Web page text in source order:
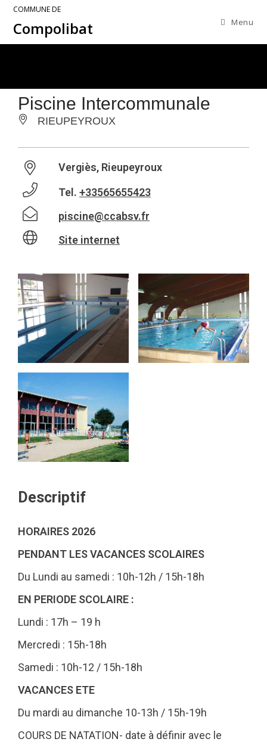
COMMUNE DE
Compolibat Menu
Piscine Intercommunale
RIEUPEYROUX
Vergiès, Rieupeyroux
Tel. +33565655423
piscine@ccabsv.fr
Site internet
Descriptif
HORAIRES 2026
PENDANT LES VACANCES SCOLAIRES
Du Lundi au samedi : 10h-12h / 15h-18h
EN PERIODE SCOLAIRE :
Lundi : 17h – 19 h
Mercredi : 15h-18h
Samedi : 10h-12 / 15h-18h
VACANCES ETE
Du mardi au dimanche 10-13h / 15h-19h
COURS DE NATATION- date à définir avec le